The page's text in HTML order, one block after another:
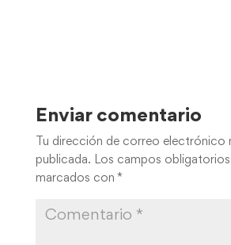
Enviar comentario
Tu dirección de correo electrónico
publicada. Los campos obligatorios
marcados con *